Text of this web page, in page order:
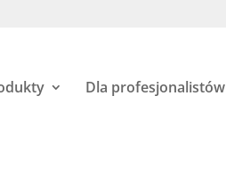
Dla profesjonalistów